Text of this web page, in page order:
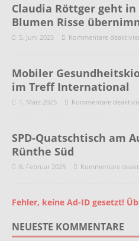
Claudia Röttger geht in
Blumen Risse
5. Juni 2025 Kommentare
Mobiler
im Treff International
1. März 2025 Kommentare
SPD-Quatschtisch am
Rünthe Süd
6. Februar 2025 Kommentare
Fehler, keine Ad-ID gesetzt!
NEUESTE KOMMENTARE